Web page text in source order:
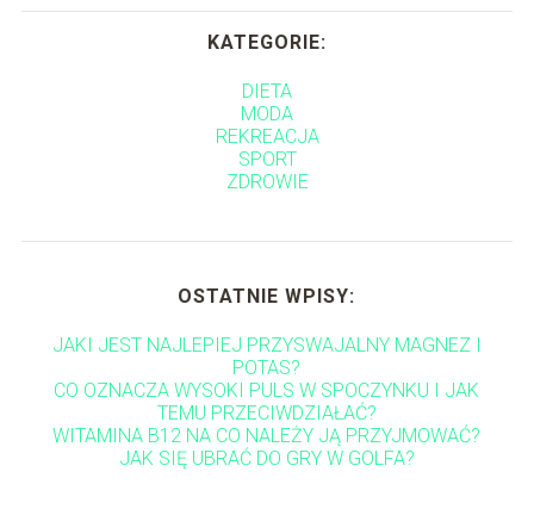
KATEGORIE:
DIETA
MODA
REKREACJA
SPORT
ZDROWIE
OSTATNIE WPISY:
JAKI JEST NAJLEPIEJ PRZYSWAJALNY MAGNEZ I
POTAS?
CO OZNACZA WYSOKI PULS W SPOCZYNKU I JAK
TEMU PRZECIWDZIAŁAĆ?
WITAMINA B12 NA CO NALEŻY JĄ PRZYJMOWAĆ?
JAK SIĘ UBRAĆ DO GRY W GOLFA?